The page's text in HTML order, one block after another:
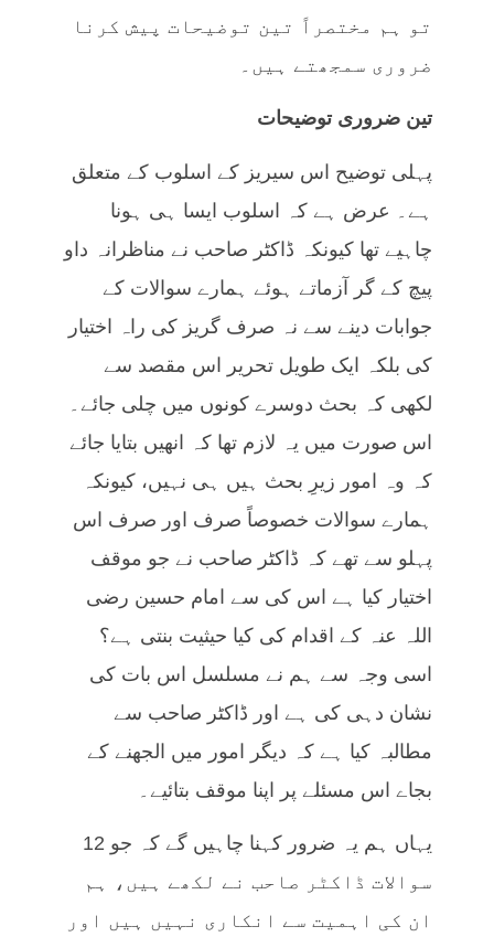
تو ہم مختصراً تین توضیحات پیش کرنا
ضروری سمجھتے ہیں۔
تین ضروری توضیحات
پہلی توضیح اس سیریز کے اسلوب کے متعلق
ہے۔ عرض ہے کہ اسلوب ایسا ہی ہونا
چاہیے تھا کیونکہ ڈاکٹر صاحب نے مناظرانہ داو
پیچ کے گر آزماتے ہوئے ہمارے سوالات کے
جوابات دینے سے نہ صرف گریز کی راہ اختیار
کی بلکہ ایک طویل تحریر اس مقصد سے
لکھی کہ بحث دوسرے کونوں میں چلی جائے۔
اس صورت میں یہ لازم تھا کہ انھیں بتایا جائے
کہ وہ امور زیرِ بحث ہیں ہی نہیں، کیونکہ
ہمارے سوالات خصوصاً صرف اور صرف اس
پہلو سے تھے کہ ڈاکٹر صاحب نے جو موقف
اختیار کیا ہے اس کی سے امام حسین رضی
اللہ عنہ کے اقدام کی کیا حیثیت بنتی ہے؟
اسی وجہ سے ہم نے مسلسل اس بات کی
نشان دہی کی ہے اور ڈاکٹر صاحب سے
مطالبہ کیا ہے کہ دیگر امور میں الجھنے کے
بجاے اس مسئلے پر اپنا موقف بتائیے۔
یہاں ہم یہ ضرور کہنا چاہیں گے کہ جو 12
سوالات ڈاکٹر صاحب نے لکھے ہیں، ہم
ان کی اہمیت سے انکاری نہیں ہیں اور